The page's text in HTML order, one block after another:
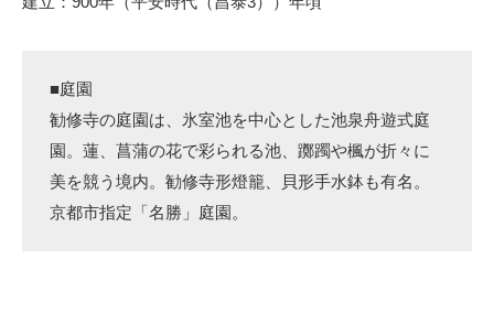
■庭園
勧修寺の庭園は、氷室池を中心とした池泉舟遊式庭
園。蓮、菖蒲の花で彩られる池、躑躅や楓が折々に
美を競う境内。勧修寺形燈籠、貝形手水鉢も有名。
京都市指定「名勝」庭園。